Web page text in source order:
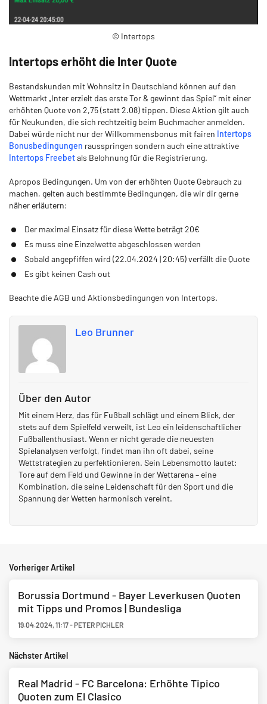
© Intertops
Intertops erhöht die Inter Quote
Bestandskunden mit Wohnsitz in Deutschland können auf den
Wettmarkt „Inter erzielt das erste Tor & gewinnt das Spiel“ mit einer
erhöhten Quote von 2,75 (statt 2.08) tippen. Diese Aktion gilt auch
für Neukunden, die sich rechtzeitig beim Buchmacher anmelden.
Dabei würde nicht nur der Willkommensbonus mit fairen Intertops
Bonusbedingungen rausspringen sondern auch eine attraktive
Intertops Freebetals Belohnung für die Registrierung.
Apropos Bedingungen. Um von der erhöhten Quote Gebrauch zu
machen, gelten auch bestimmte Bedingungen, die wir dir gerne
näher erläutern:
Der maximal Einsatz für diese Wette beträgt 20€
Es muss eine Einzelwette abgeschlossen werden
Sobald angepfiffen wird (22.04.2024 | 20:45) verfällt die Quote
Es gibt keinen Cash out
Beachte die AGB und Aktionsbedingungen von Intertops.
Leo Brunner
Über den Autor
Mit einem Herz, das für Fußball schlägt und einem Blick, der
stets auf dem Spielfeld verweilt, ist Leo ein leidenschaftlicher
Fußballenthusiast. Wenn er nicht gerade die neuesten
Spielanalysen verfolgt, findet man ihn oft dabei, seine
Wettstrategien zu perfektionieren. Sein Lebensmotto lautet:
Tore auf dem Feld und Gewinne in der Wettarena – eine
Kombination, die seine Leidenschaft für den Sport und die
Spannung der Wetten harmonisch vereint.
Vorheriger Artikel
Borussia Dortmund - Bayer Leverkusen Quoten
mit Tipps und Promos | Bundesliga
19.04.2024,11:17-PETER PICHLER
Nächster Artikel
Real Madrid - FC Barcelona: Erhöhte Tipico
Quoten zum El Clasico